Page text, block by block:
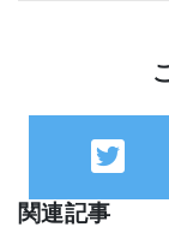
関連記事